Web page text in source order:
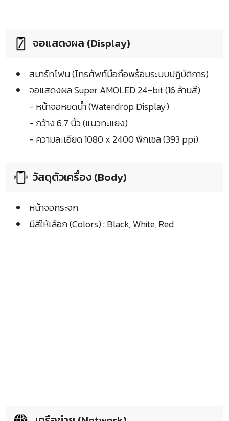
จอแสดงผล (Display)
สมาร์ทโฟน (โทรศัพท์มือถือพร้อมระบบปฏิบัติการ)
จอแสดงผล Super AMOLED 24-bit (16 ล้านสี)
- หน้าจอหยดน้ำ (Waterdrop Display)
- กว้าง 6.7 นิ้ว (แนวทะแยง)
- ความละเอียด 1080 x 2400 พิกเซล (393 ppi)
วัสดุตัวเครื่อง (Body)
หน้าจอกระจก
มีสีให้เลือก (Colors) : Black, White, Red